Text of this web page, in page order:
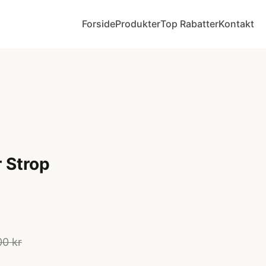
ForsideProdukterTop RabatterKontakt
Strop
kr